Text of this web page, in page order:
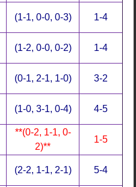
(1-1, 0-0, 0-3) 1-4
(1-2, 0-0, 0-2) 1-4
(0-1, 2-1, 1-0) 3-2
(1-0, 3-1, 0-4) 4-5
**(0-2, 1-1, 0-
2)**
1-5
(2-2, 1-1, 2-1) 5-4